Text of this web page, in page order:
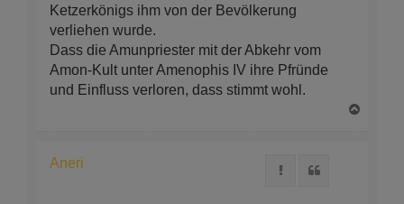
Ketzerkönigs ihm von der Bevölkerung
verliehen wurde.
Dass die Amunpriester mit der Abkehr vom
Amon-Kult unter Amenophis IV ihre Pfründe
und Einfluss verloren, dass stimmt wohl.
Aneri Melden